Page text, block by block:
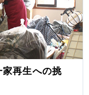
家再生への挑